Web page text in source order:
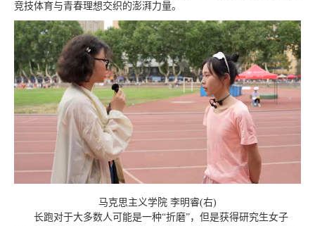
竞技体育与青春理想交织的澎湃力量。
马克思主义学院 李明睿(右)
长跑对于大多数人可能是一种“折磨”，但是获得研究生女子